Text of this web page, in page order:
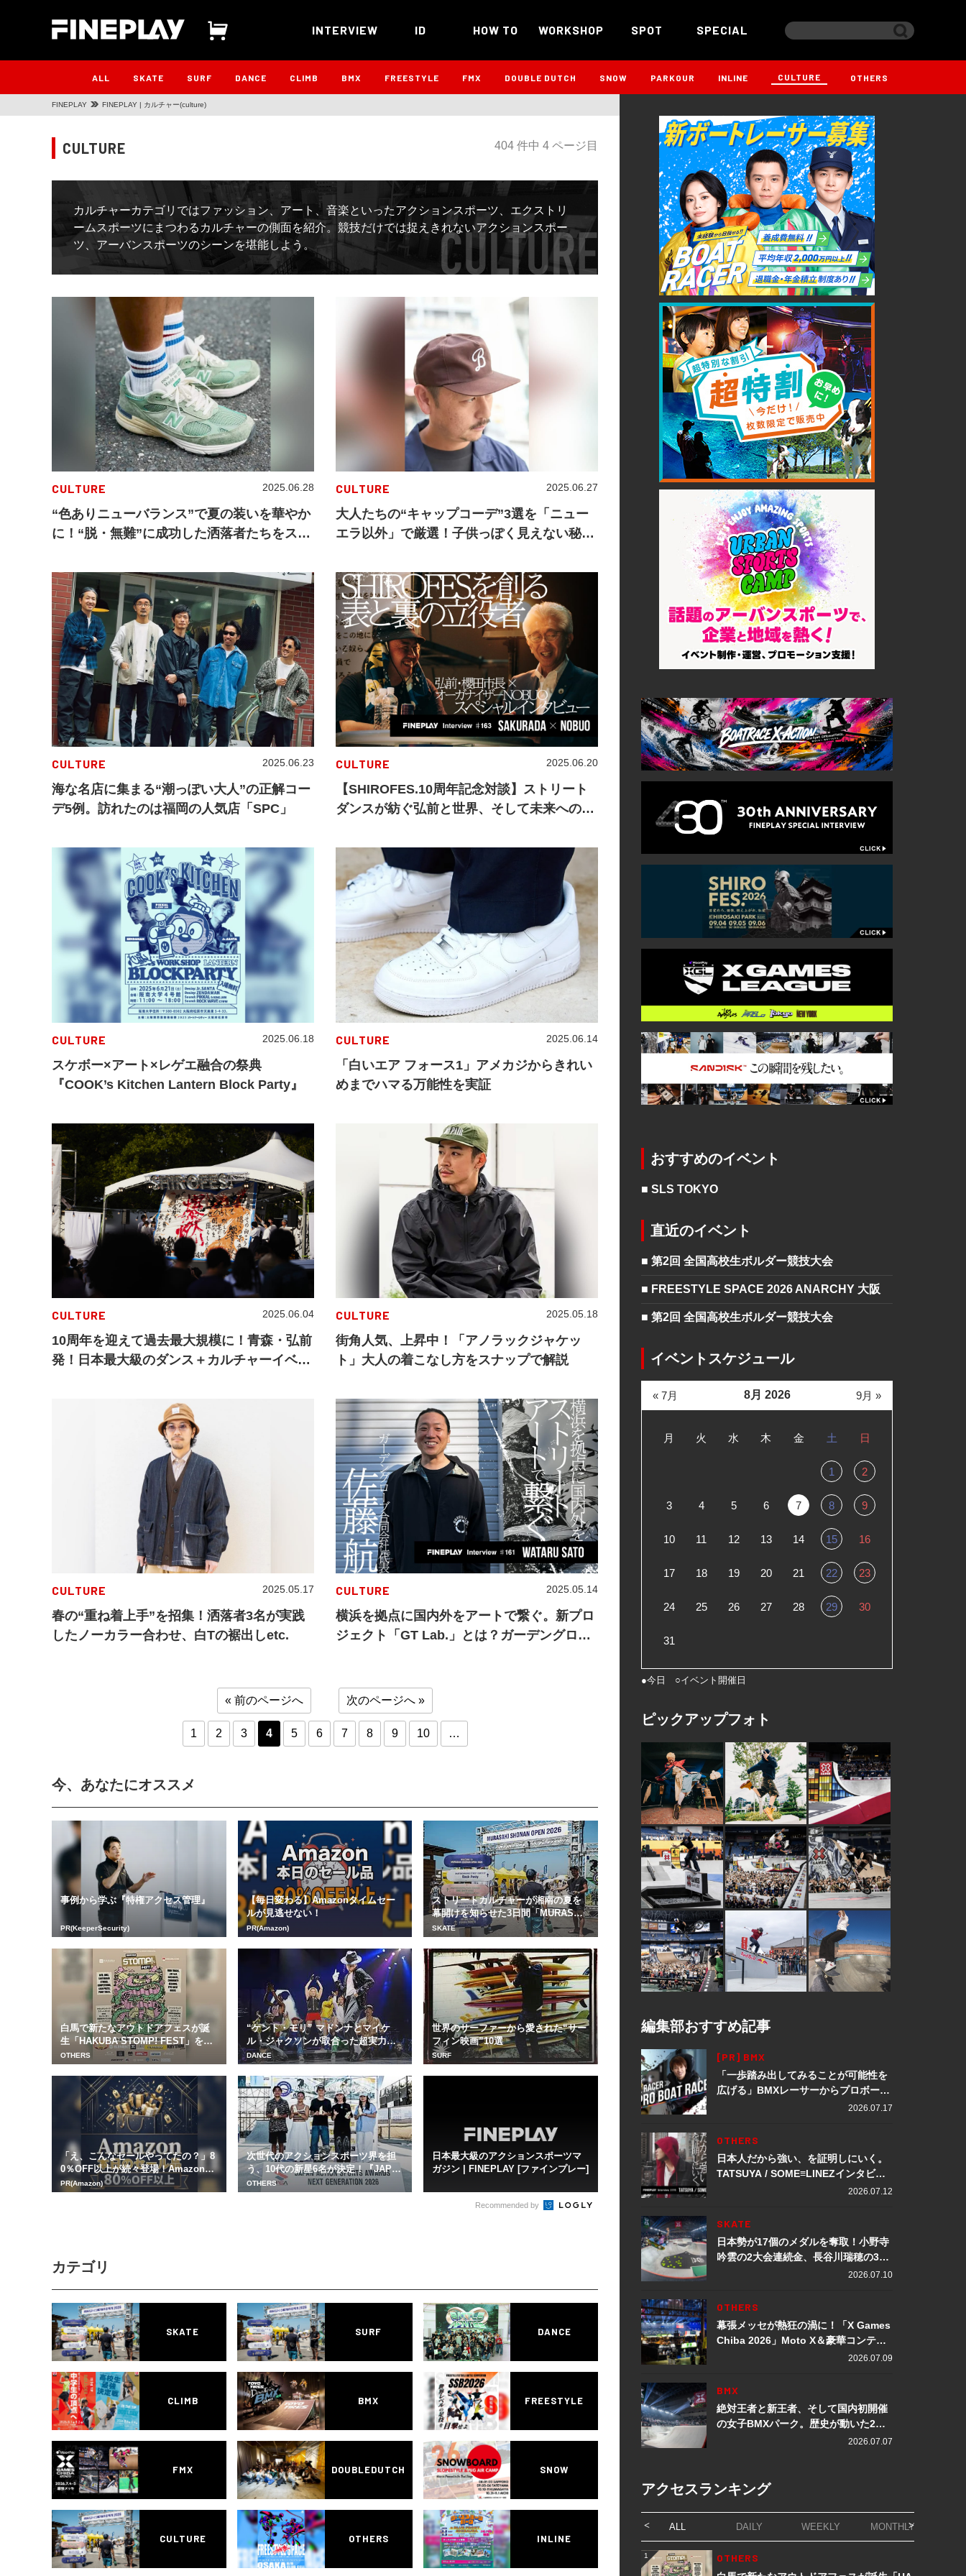
INTERVIEW ID HOW TO WORKSHOP SPOT SPECIAL
ALL SKATE SURF DANCE CLIMB BMX FREESTYLE FMX DOUBLE DUTCH SNOW PARKOUR INLINE CULTURE OTHERS
FINEPLAY FINEPLAY | カルチャー(culture)
404 件中 4 ページ目
CULTURE
カルチャーカテゴリではファッション、アート、音楽といったアクションスポーツ、エクストリ
ームスポーツにまつわるカルチャーの側面を紹介。競技だけでは捉えきれないアクションスポー
ツ、アーバンスポーツのシーンを堪能しよう。
CULTURE
“色ありニューバランス”で夏の装いを華やか
に！“脱・無難”に成功した洒落者たちをスナ
2025.06.28 CULTURE
大人たちの“キャップコーデ”3選を「ニュー
エラ以外」で厳選！子供っぽく見えない秘訣
2025.06.27
CULTURE
海な名店に集まる“潮っぽい大人”の正解コー
デ5例。訪れたのは福岡の人気店「SPC」
2025.06.23 CULTURE
【SHIROFES.10周年記念対談】ストリート
ダンスが紡ぐ弘前と世界、そして未来への街
2025.06.20
CULTURE
スケボー×アート×レゲエ融合の祭典
『COOK’s Kitchen Lantern Block Party』
2025.06.18 CULTURE
「白いエア フォース1」アメカジからきれい
めまでハマる万能性を実証
2025.06.14
CULTURE
10周年を迎えて過去最大規模に！青森・弘前
発！日本最大級のダンス＋カルチャーイベン
2025.06.04 CULTURE
街角人気、上昇中！「アノラックジャケッ
ト」大人の着こなし方をスナップで解説
2025.05.18
CULTURE
春の“重ね着上手”を招集！洒落者3名が実践
したノーカラー合わせ、白Tの裾出しetc.
2025.05.17 CULTURE
横浜を拠点に国内外をアートで繋ぐ。新プロ
ジェクト「GT Lab.」とは？ガーデングロー
2025.05.14
« 前のページへ
1 2 3 4 5 6 7 8 9 10 …
次のページへ »
今、あなたにオススメ
事例から学ぶ『特権アクセス管理』
PR(KeeperSecurity)
【毎日変わる】Amazonタイムセー
ルが見逃せない！
PR(Amazon)
ストリートカルチャーが湘南の夏を
幕開けを知らせた3日間「MURASAK
I SHO...
SKATE
白馬で新たなアウトドアフェスが誕
生「HAKUBA STOMP! FEST」を2
0...
OTHERS
“ケント・モリ” マドンナとマイケ
ル・ジャクソンが取合った超実力派
日本人ダンサー
DANCE
世界のサーファーから愛された“サー
フィン映画”10選
SURF
「え、こんなセールやってたの？」8
0％OFF以上が続々登場！Amazonの
本気が...
PR(Amazon)
次世代のアクションスポーツ界を担
う、10代の新星6名が決定！『JAPA
N ACT...
OTHERS
日本最大級のアクションスポーツマ
ガジン | FINEPLAY [ファインプレー]
Recommended by
カテゴリ
SKATE SURF DANCE
CLIMB BMX FREESTYLE
FMX DOUBLEDUTCH SNOW
CULTURE OTHERS INLINE
おすすめのイベント
■ SLS TOKYO
直近のイベント
■ 第2回 全国高校生ボルダー競技大会
■ FREESTYLE SPACE 2026 ANARCHY 大阪
■ 第2回 全国高校生ボルダー競技大会
イベントスケジュール
8月 2026
月 火 水 木 金 土 日
1 2
3 4 5 6 7 8 9
10 11 12 13 14 15 16
17 18 19 20 21 22 23
24 25 26 27 28 29 30
31
« 7月 9月 »
●今日 ○イベント開催日
ピックアップフォト
編集部おすすめ記事
[PR] BMX
「一歩踏み出してみることが可能性を
広げる」BMXレーサーからプロボート
レーサーへ転身。上田龍星が体現する
2026.07.17
OTHERS
日本人だから強い、を証明しにいく。
TATSUYA / SOME≡LINEZインタビュ
2026.07.12
SKATE
日本勢が17個のメダルを奪取！小野寺
吟雲の2大会連続金、長谷川瑞穂の3メ
ダル獲得など数々の快挙をプレイバッ
2026.07.10
OTHERS
幕張メッセが熱狂の渦に！「X Games
Chiba 2026」Moto X＆豪華コンテン
2026.07.09
BMX
絶対王者と新王者、そして国内初開催
の女子BMXパーク。歴史が動いた2日
2026.07.07
アクセスランキング
ALL DAILY WEEKLY MONTHLY
1 OTHERS